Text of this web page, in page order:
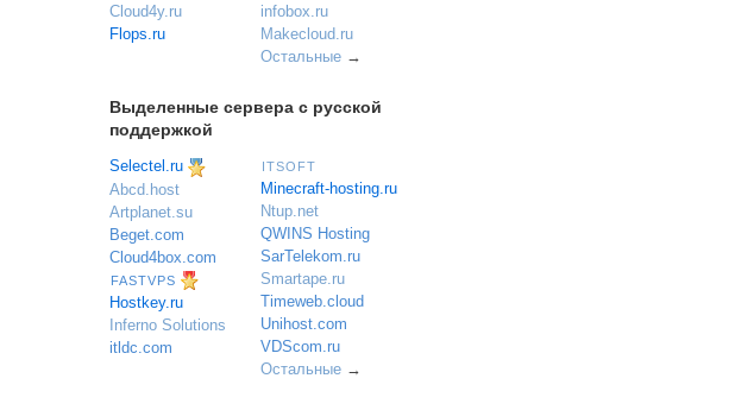
Cloud4y.ru
Flops.ru
infobox.ru
Makecloud.ru
Остальные →
Выделенные сервера с русской
поддержкой
Selectel.ru
Abcd.host
Artplanet.su
Beget.com
Cloud4box.com
FASTVPS
Hostkey.ru
Inferno Solutions
itldc.com
ITSOFT
Minecraft-hosting.ru
Ntup.net
QWINS Hosting
SarTelekom.ru
Smartape.ru
Timeweb.cloud
Unihost.com
VDScom.ru
Остальные →